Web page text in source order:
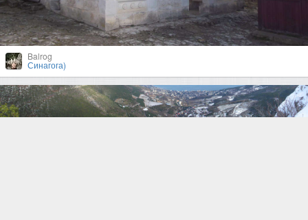
Balrog
Синагога)